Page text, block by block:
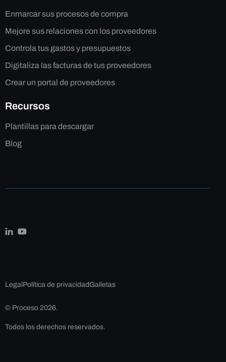
Enmarcar sus procesos de compra
Mejore sus relaciones con los proveedores
Controla tus gastos y presupuestos
Digitaliza las facturas de tus proveedores
Crear un portal de proveedores
Recursos
Plantillas para descargar
Blog
© Proceso 2026.
Todos los derechos reservados.
Legal Política de privacidadGalletas